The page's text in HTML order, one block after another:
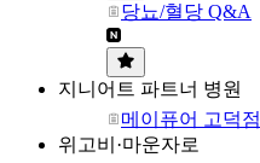
당뇨/혈당 Q&A
지니어트 파트너 병원
메이퓨어 고덕점
위고비·마운자로